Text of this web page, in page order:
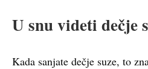
U snu videti dečje
Kada sanjate dečje suze, to